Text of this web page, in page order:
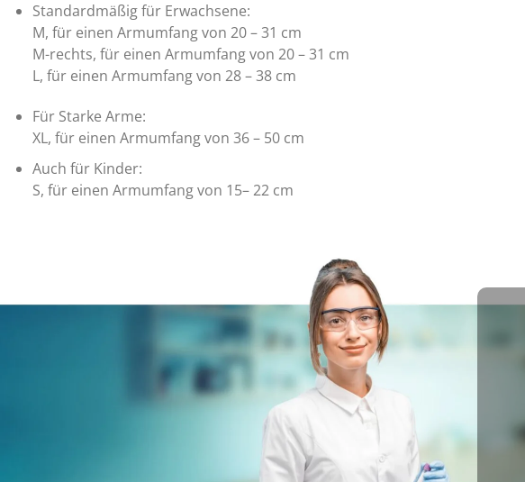
Standardmäßig für Erwachsene:
M, für einen Armumfang von 20 – 31 cm
M-rechts, für einen Armumfang von 20 – 31 cm
L, für einen Armumfang von 28 – 38 cm
Für Starke Arme:
XL, für einen Armumfang von 36 – 50 cm
Auch für Kinder:
S, für einen Armumfang von 15– 22 cm